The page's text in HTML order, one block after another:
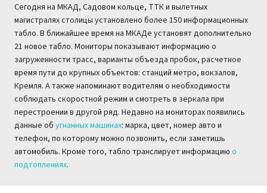
Сегодня на МКАД, Садовом кольце, ТТК и вылетных
магистралях столицы установлено более 150 информационных
табло. В ближайшее время на МКАДе установят дополнительно
21 новое табло. Мониторы показывают информацию о
загруженности трасс, варианты объезда пробок, расчетное
время пути до крупных объектов: станций метро, вокзалов,
Кремля. А также напоминают водителям о необходимости
соблюдать скоростной режим и смотреть в зеркала при
перестроении в другой ряд. Недавно на мониторах появились
данные об угнанных машинах: марка, цвет, номер авто и
телефон, по которому можно позвонить, если заметишь
автомобиль. Кроме того, табло транслирует информацию о
подтоплениях.